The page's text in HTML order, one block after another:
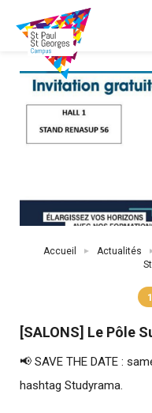
contenu
principal
Accueil Actualités
[SALONS] Le Pôle
📢 SAVE THE DATE :
hashtag Studyrama.